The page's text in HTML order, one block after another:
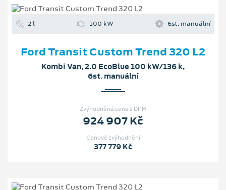
2 l 100 kW 6st. manuální
Ford Transit Custom Trend 320 L2
Kombi Van, 2.0 EcoBlue 100 kW/136 k,
6st. manuální
Zvýhodněná cena s DPH
924 907 Kč
Cenové zvýhodnění
377 779 Kč